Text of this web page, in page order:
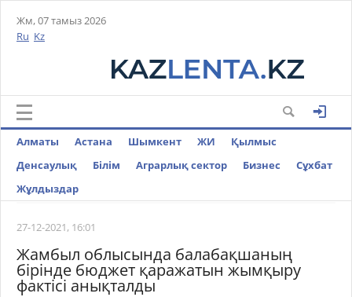
Жм, 07 тамыз 2026
Ru Kz
Алматы Астана Шымкент ЖИ
Қылмыс
Денсаулық
Білім Аграрлық сектор Бизнес
Cұхбат
Жұлдыздар
27-12-2021, 16:01
Жамбыл облысында балабақшаның
бірінде бюджет қаражатын жымқыру
фактісі анықталды